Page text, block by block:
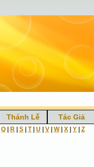
Thánh Lễ Tác Giả
Q R S T| U V W| X Y Z